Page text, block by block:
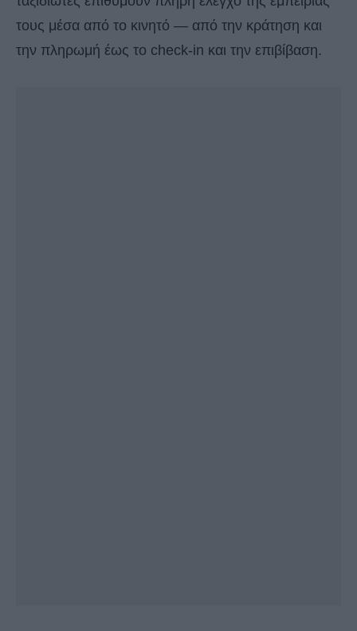
τους μέσα από το κινητό — από την κράτηση και
την πληρωμή έως το check-in και την επιβίβαση.